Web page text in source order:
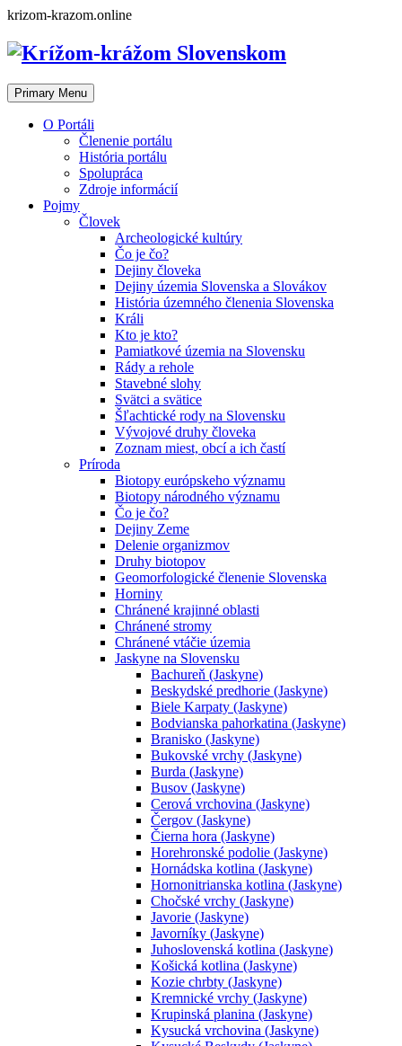
Skip
content
krizom-krazom.online
Primary Menu
O Portáli
Členenie portálu
História portálu
Spolupráca
Zdroje informácií
Pojmy
Človek
Archeologické kultúry
Čo je čo?
Dejiny človeka
Dejiny územia Slovenska a Slovákov
História územného členenia Slovenska
Králi
Kto je kto?
Pamiatkové územia na Slovensku
Rády a rehole
Stavebné slohy
Svätci a svätice
Šľachtické rody na Slovensku
Vývojové druhy človeka
Zoznam miest, obcí a ich častí
Príroda
Biotopy európskeho významu
Biotopy národného významu
Čo je čo?
Dejiny Zeme
Delenie organizmov
Druhy biotopov
Geomorfologické členenie Slovenska
Horniny
Chránené krajinné oblasti
Chránené stromy
Chránené vtáčie územia
Jaskyne na Slovensku
Bachureň (Jaskyne)
Beskydské predhorie (Jaskyne)
Biele Karpaty (Jaskyne)
Bodvianska pahorkatina (Jaskyne)
Branisko (Jaskyne)
Bukovské vrchy (Jaskyne)
Burda (Jaskyne)
Busov (Jaskyne)
Cerová vrchovina (Jaskyne)
Čergov (Jaskyne)
Čierna hora (Jaskyne)
Horehronské podolie (Jaskyne)
Hornádska kotlina (Jaskyne)
Hornonitrianska kotlina (Jaskyne)
Chočské vrchy (Jaskyne)
Javorie (Jaskyne)
Javorníky (Jaskyne)
Juhoslovenská kotlina (Jaskyne)
Košická kotlina (Jaskyne)
Kozie chrbty (Jaskyne)
Kremnické vrchy (Jaskyne)
Krupinská planina (Jaskyne)
Kysucká vrchovina (Jaskyne)